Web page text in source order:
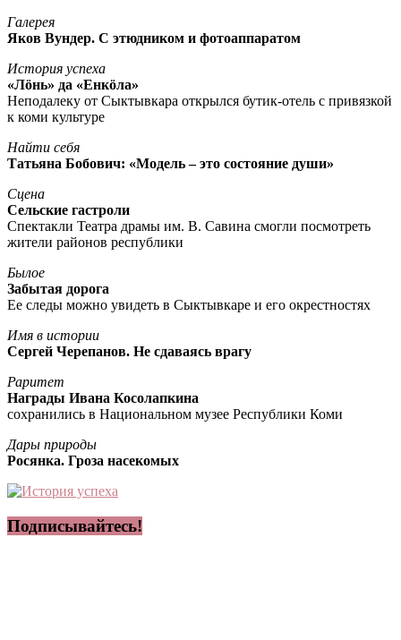
Галерея
Яков Вундер. С этюдником и фотоаппаратом
История успеха
«Лöнь» да «Енкöла»
Неподалеку от Сыктывкара открылся бутик-отель с привязкой
к коми культуре
Найти себя
Татьяна Бобович: «Модель – это состояние души»
Сцена
Сельские гастроли
Спектакли Театра драмы им. В. Савина смогли посмотреть
жители районов республики
Былое
Забытая дорога
Ее следы можно увидеть в Сыктывкаре и его окрестностях
Имя в истории
Сергей Черепанов. Не сдаваясь врагу
Раритет
Награды Ивана Косолапкина
сохранились в Национальном музее Республики Коми
Дары природы
Росянка. Гроза насекомых
Подписывайтесь!